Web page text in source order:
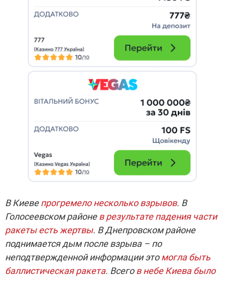
В Киевепрогремело несколько взрывов. В
Голосеевском районев результате падения части
ракеты есть жертвы. В Днепровском районе
поднимается дым после взрыва – по
неподтвержденной информации этомогла быть
баллистическая ракета. Всегов небе Киева было